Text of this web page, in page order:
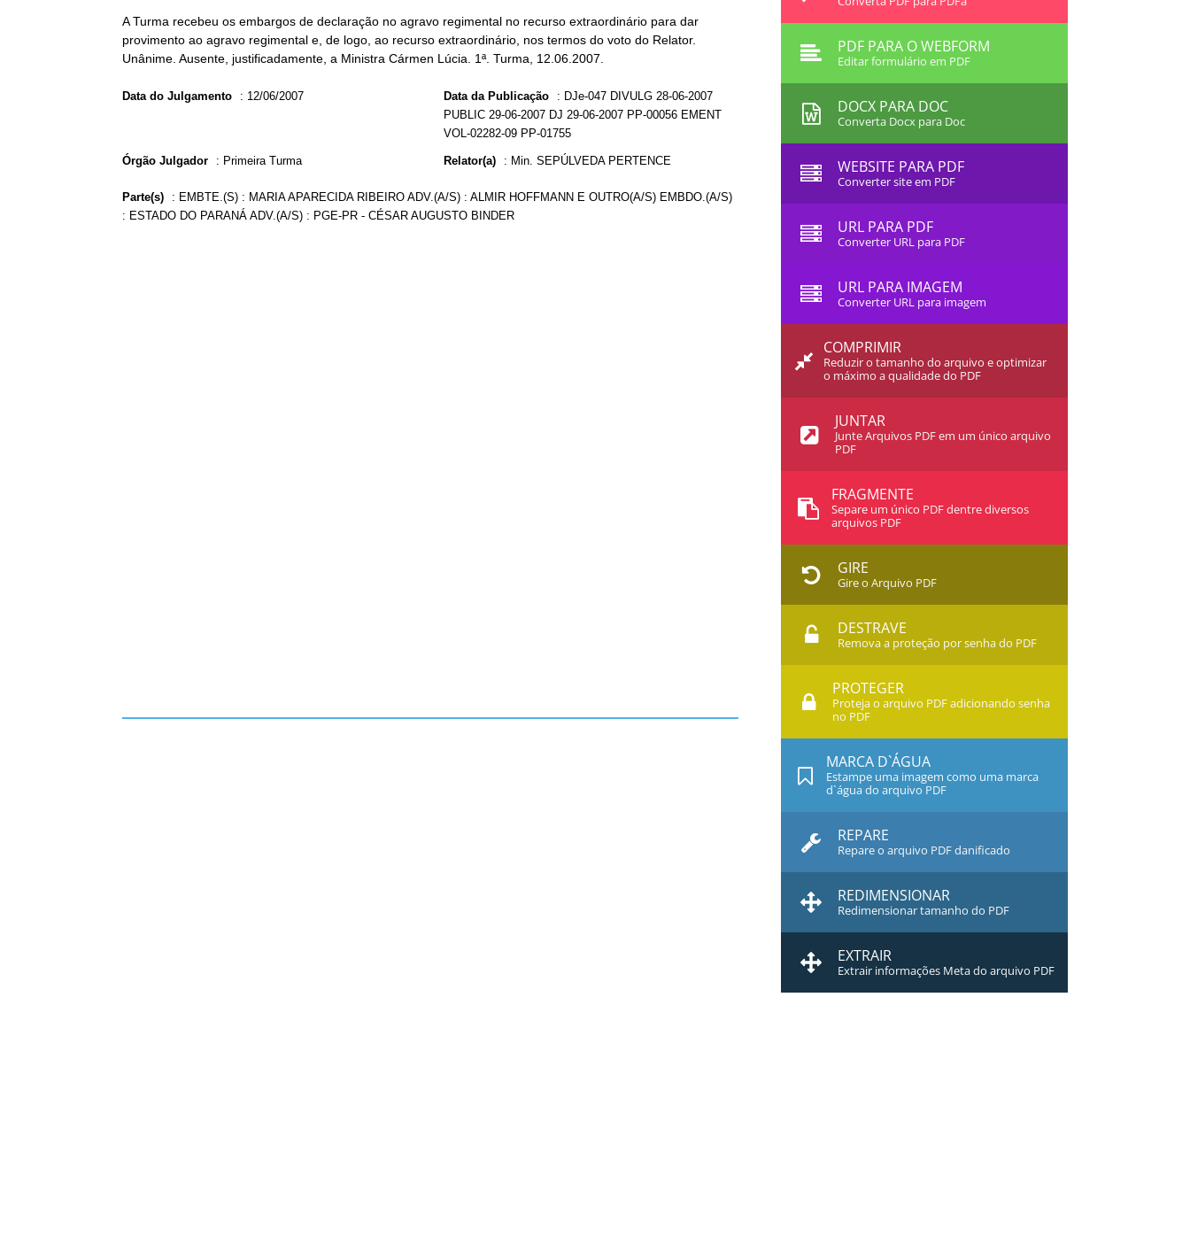
A Turma recebeu os embargos de declaração no agravo regimental no recurso extraordinário para dar
provimento ao agravo regimental e, de logo, ao recurso extraordinário, nos termos do voto do Relator.
Unânime. Ausente, justificadamente, a Ministra Cármen Lúcia. 1ª. Turma, 12.06.2007.
Data do Julgamento : 12/06/2007 Data da Publicação : DJe-047 DIVULG 28-06-2007
PUBLIC 29-06-2007 DJ 29-06-2007 PP-00056 EMENT
VOL-02282-09 PP-01755
Órgão Julgador : Primeira Turma Relator(a) : Min. SEPÚLVEDA PERTENCE
Parte(s) : EMBTE.(S) : MARIA APARECIDA RIBEIRO ADV.(A/S) : ALMIR HOFFMANN E OUTRO(A/S) EMBDO.(A/S)
: ESTADO DO PARANÁ ADV.(A/S) : PGE-PR - CÉSAR AUGUSTO BINDER
PDF PARA O WEBFORM
Editar formulário em PDF
DOCX PARA DOC
Converta Docx para Doc
WEBSITE PARA PDF
Converter site em PDF
URL PARA PDF
Converter URL para PDF
URL PARA IMAGEM
Converter URL para imagem
COMPRIMIR
Reduzir o tamanho do arquivo e optimizar
o máximo a qualidade do PDF
JUNTAR
Junte Arquivos PDF em um único arquivo
PDF
FRAGMENTE
Separe um único PDF dentre diversos
arquivos PDF
GIRE
Gire o Arquivo PDF
DESTRAVE
Remova a proteção por senha do PDF
PROTEGER
Proteja o arquivo PDF adicionando senha
no PDF
MARCA D`ÁGUA
Estampe uma imagem como uma marca
d`água do arquivo PDF
REPARE
Repare o arquivo PDF danificado
REDIMENSIONAR
Redimensionar tamanho do PDF
EXTRAIR
Extrair informações Meta do arquivo PDF